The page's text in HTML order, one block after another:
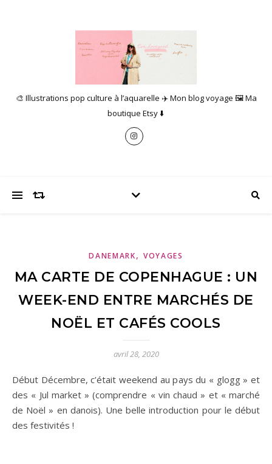
🎨 Illustrations pop culture à l’aquarelle ✈️ Mon blog voyage 🖼️ Ma
boutique Etsy ⬇️
DANEMARK, VOYAGES
MA CARTE DE COPENHAGUE : UN
WEEK-END ENTRE MARCHÉS DE
NOËL ET CAFÉS COOLS
avril 28, 2020
Début Décembre, c’était weekend au pays du « glogg » et
des « Jul market » (comprendre « vin chaud » et « marché
de Noël » en danois). Une belle introduction pour le début
des festivités !